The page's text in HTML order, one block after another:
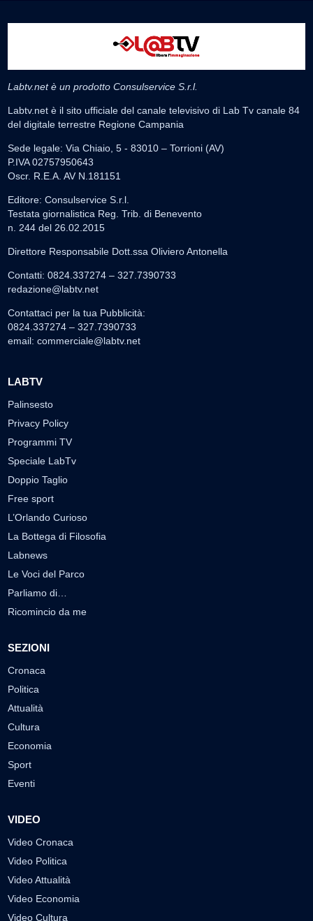
Labtv.net è un prodotto Consulservice S.r.l.
Labtv.net è il sito ufficiale del canale televisivo di Lab Tv canale 84
del digitale terrestre Regione Campania
Sede legale: Via Chiaio, 5 - 83010 – Torrioni (AV)
P.IVA 02757950643
Oscr. R.E.A. AV N.181151
Editore: Consulservice S.r.l.
Testata giornalistica Reg. Trib. di Benevento
n. 244 del 26.02.2015
Direttore Responsabile Dott.ssa Oliviero Antonella
Contatti: 0824.337274 – 327.7390733
redazione@labtv.net
Contattaci per la tua Pubblicità:
0824.337274 – 327.7390733
email: commerciale@labtv.net
LABTV
Palinsesto
Privacy Policy
Programmi TV
Speciale LabTv
Doppio Taglio
Free sport
L’Orlando Curioso
La Bottega di Filosofia
Labnews
Le Voci del Parco
Parliamo di…
Ricomincio da me
SEZIONI
Cronaca
Politica
Attualità
Cultura
Economia
Sport
Eventi
VIDEO
Video Cronaca
Video Politica
Video Attualità
Video Economia
Video Cultura